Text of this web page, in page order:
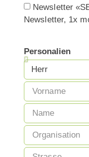
Newsletter
Newsletter, 1x
Personalien